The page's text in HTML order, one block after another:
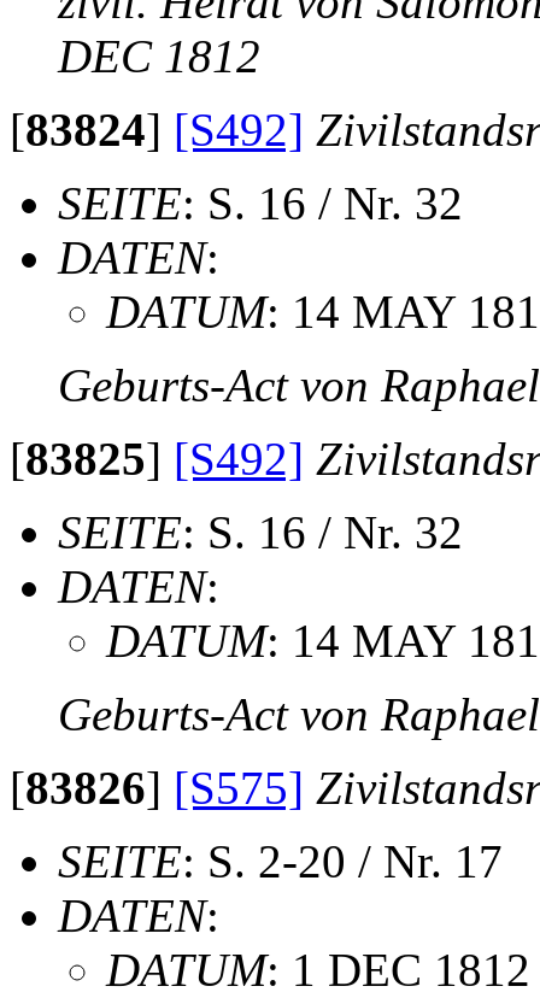
DEC 1812
[83824] [S492]
SEITE: S. 16 / Nr. 32
DATEN:
DATUM: 14 MAY
Geburts-Act von
[83825] [S492]
SEITE: S. 16 / Nr. 32
DATEN:
DATUM: 14 MAY
Geburts-Act von
[83826] [S575]
SEITE: S. 2-20 / Nr. 17
DATEN:
DATUM: 1 DEC 1812